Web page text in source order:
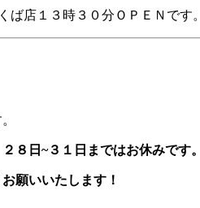
ば店１３時３０分ＯＰＥＮです。
８日~３１日まではお休みです。
願いいたします！